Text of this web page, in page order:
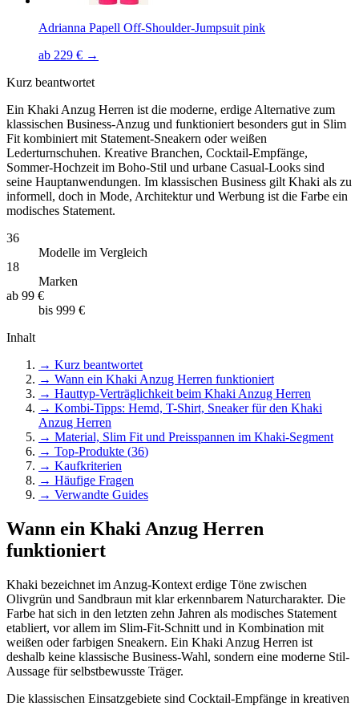
Adrianna Papell Off-Shoulder-Jumpsuit pink
ab 229 € →
Kurz beantwortet
Ein Khaki Anzug Herren ist die moderne, erdige Alternative zum
klassischen Business-Anzug und funktioniert besonders gut in Slim
Fit kombiniert mit Statement-Sneakern oder weißen
Lederturnschuhen. Kreative Branchen, Cocktail-Empfänge,
Sommer-Hochzeit im Boho-Stil und urbane Casual-Looks sind
seine Hauptanwendungen. Im klassischen Business gilt Khaki als zu
informell, doch in Mode, Architektur und Werbung ist die Farbe ein
modisches Statement.
36
Modelle im Vergleich
18
Marken
ab 99 €
bis 999 €
Inhalt
→ Kurz beantwortet
→ Wann ein Khaki Anzug Herren funktioniert
→ Hauttyp-Verträglichkeit beim Khaki Anzug Herren
→ Kombi-Tipps: Hemd, T-Shirt, Sneaker für den Khaki
Anzug Herren
→ Material, Slim Fit und Preisspannen im Khaki-Segment
→ Top-Produkte (36)
→ Kaufkriterien
→ Häufige Fragen
→ Verwandte Guides
Wann ein Khaki Anzug Herren
funktioniert
Khaki bezeichnet im Anzug-Kontext erdige Töne zwischen
Olivgrün und Sandbraun mit klar erkennbarem Naturcharakter. Die
Farbe hat sich in den letzten zehn Jahren als modisches Statement
etabliert, vor allem im Slim-Fit-Schnitt und in Kombination mit
weißen oder farbigen Sneakern. Ein Khaki Anzug Herren ist
deshalb keine klassische Business-Wahl, sondern eine moderne Stil-
Aussage für selbstbewusste Träger.
Die klassischen Einsatzgebiete sind Cocktail-Empfänge in kreativen